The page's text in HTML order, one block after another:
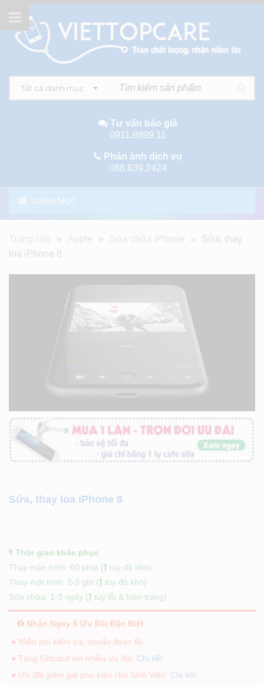
Tất cả danh mục
Tư vấn báo giá
0911.8899.11
Phản ánh dịch vụ
088.839.2424
DANH MỤC
Trang chủ » Apple » Sửa chữa iPhone »
Sửa, thay
loa iPhone 8
Sửa, thay loa iPhone 8
Thời gian khắc phục
Thay màn hình: 60 phút (
tùy độ khó)
Thay mặt kính: 2-3 giờ (
tùy độ khó)
Sửa chữa: 1-3 ngày (
tùy lỗi & hiện trạng)
Nhận Ngay 6 Ưu Đãi Đặc Biệt
● Miễn phí kiểm tra, chuẩn đoán lỗi.
● Tặng Giftcard với nhiều ưu đãi. Chi tiết
● Ưu đãi giảm giá phụ kiện cho Sinh Viên. Chi tiết